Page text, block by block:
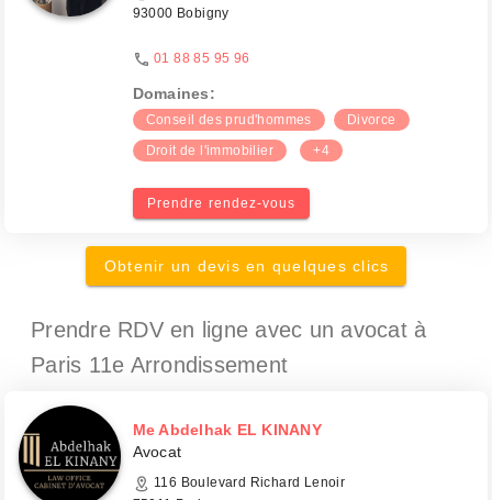
93000 Bobigny
01 88 85 95 96
Domaines:
Conseil des prud'hommes
Divorce
Droit de l'immobilier
+4
Prendre rendez-vous
Obtenir un devis en quelques clics
Prendre RDV en ligne avec un avocat à
Paris 11e Arrondissement
Me Abdelhak EL KINANY
Avocat
116 Boulevard Richard Lenoir